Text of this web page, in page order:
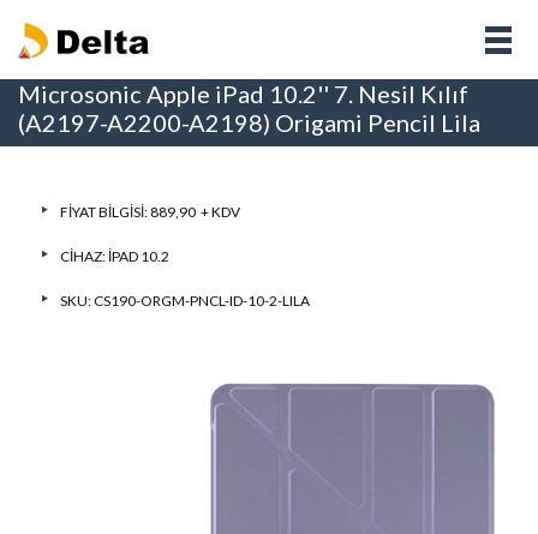
Microsonic Apple iPad 10.2'' 7. Nesil Kılıf
(A2197-A2200-A2198) Origami Pencil Lila
FIYAT BILGISI: 889,90 + KDV
CIHAZ: IPAD 10.2
SKU: CS190-ORGM-PNCL-ID-10-2-LILA